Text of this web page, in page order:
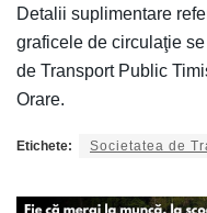
Detalii suplimentare
graficele de circulaţie
de Transport Public
Orare.
Etichete: Societatea de